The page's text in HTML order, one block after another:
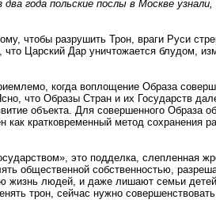
года польские послы в Москве
чтобы разрушить Трон, враги Руси
Царский Дар уничтожается блудом,
когда воплощение Образа
что Образы Стран и их Государств
объекта. Для совершенного
кратковременный метод сохранения
это подделка, слепленная
общественной собственностью,
жизнь людей, и даже лишают семьи
трон, сейчас нужно